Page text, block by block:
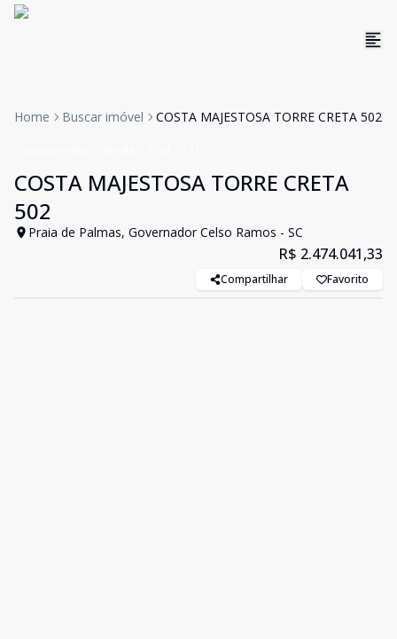
Home Buscar imóvel COSTA MAJESTOSA TORRE CRETA 502
COSTA MAJESTOSA TORRE CRETA
502
Praia de Palmas, Governador Celso Ramos - SC
R$ 2.474.041,33
Compartilhar Favorito